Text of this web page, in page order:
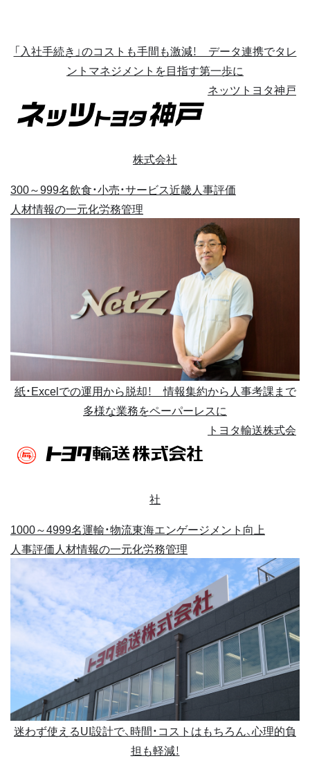
「入社手続き」のコストも手間も激減！ データ連携でタレ
ントマネジメントを目指す第一歩に
ネッツトヨタ神戸
株式会社
300～999名飲食・小売・サービス近畿人事評価
人材情報の一元化労務管理
紙・Excelでの運用から脱却！ 情報集約から人事考課まで
多様な業務をペーパーレスに
トヨタ輸送株式会
社
1000～4999名運輸・物流東海エンゲージメント向上
人事評価人材情報の一元化労務管理
迷わず使えるUI設計で、時間・コストはもちろん、心理的負
担も軽減！